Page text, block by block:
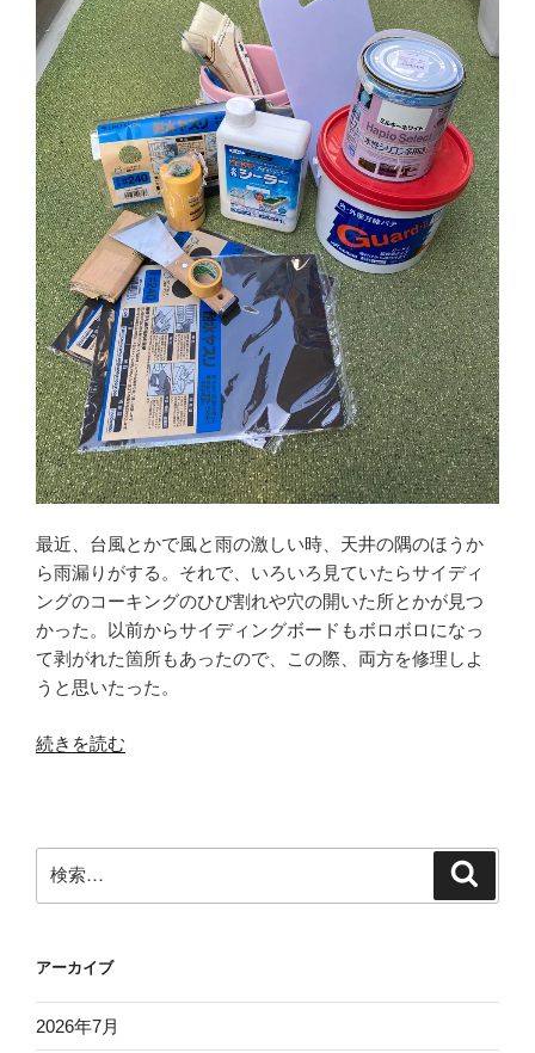
グ）”
の
最近、台風とかで風と雨の激しい時、天井の隅のほうか
ら雨漏りがする。それで、いろいろ見ていたらサイディ
ングのコーキングのひび割れや穴の開いた所とかが見つ
かった。以前からサイディングボードもボロボロになっ
て剥がれた箇所もあったので、この際、両方を修理しよ
うと思いたった。
“ウ
壁
補
装）”
の
続きを読む
索:
アーカイブ
2026年7月